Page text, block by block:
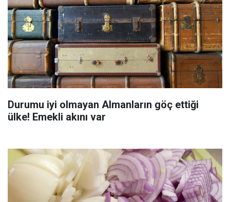
Durumu iyi olmayan Almanların göç ettiği
ülke! Emekli akını var